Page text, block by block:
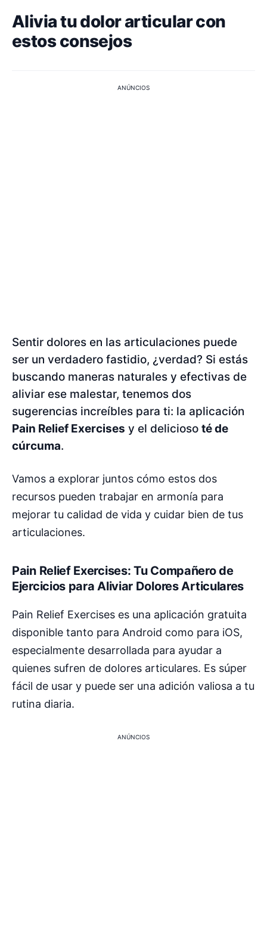
Alivia tu dolor articular con
estos consejos
ANÚNCIOS
Sentir dolores en las articulaciones puede
ser un verdadero fastidio, ¿verdad? Si estás
buscando maneras naturales y efectivas de
aliviar ese malestar, tenemos dos
sugerencias increíbles para ti: la aplicación
Pain Relief Exercises y el delicioso té de
cúrcuma.
Vamos a explorar juntos cómo estos dos
recursos pueden trabajar en armonía para
mejorar tu calidad de vida y cuidar bien de tus
articulaciones.
Pain Relief Exercises: Tu Compañero de
Ejercicios para Aliviar Dolores Articulares
Pain Relief Exercises es una aplicación gratuita
disponible tanto para Android como para iOS,
especialmente desarrollada para ayudar a
quienes sufren de dolores articulares. Es súper
fácil de usar y puede ser una adición valiosa a tu
rutina diaria.
ANÚNCIOS